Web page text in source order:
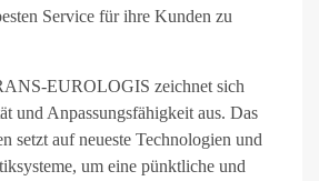
Service für ihre Kunden zu
EUROLOGIS zeichnet sich
und Anpassungsfähigkeit aus. Das
setzt auf neueste Technologien und
um eine pünktliche und